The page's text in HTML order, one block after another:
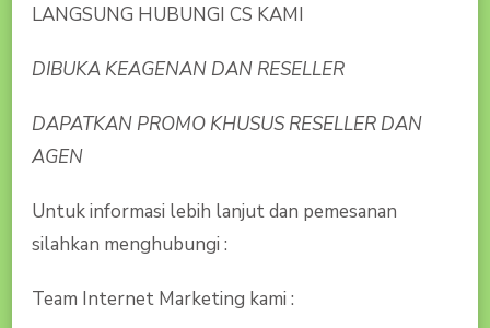
LANGSUNG HUBUNGI CS KAMI
DIBUKA KEAGENAN DAN RESELLER
DAPATKAN PROMO KHUSUS RESELLER DAN
AGEN
Untuk informasi lebih lanjut dan pemesanan
silahkan menghubungi :
Team Internet Marketing kami :